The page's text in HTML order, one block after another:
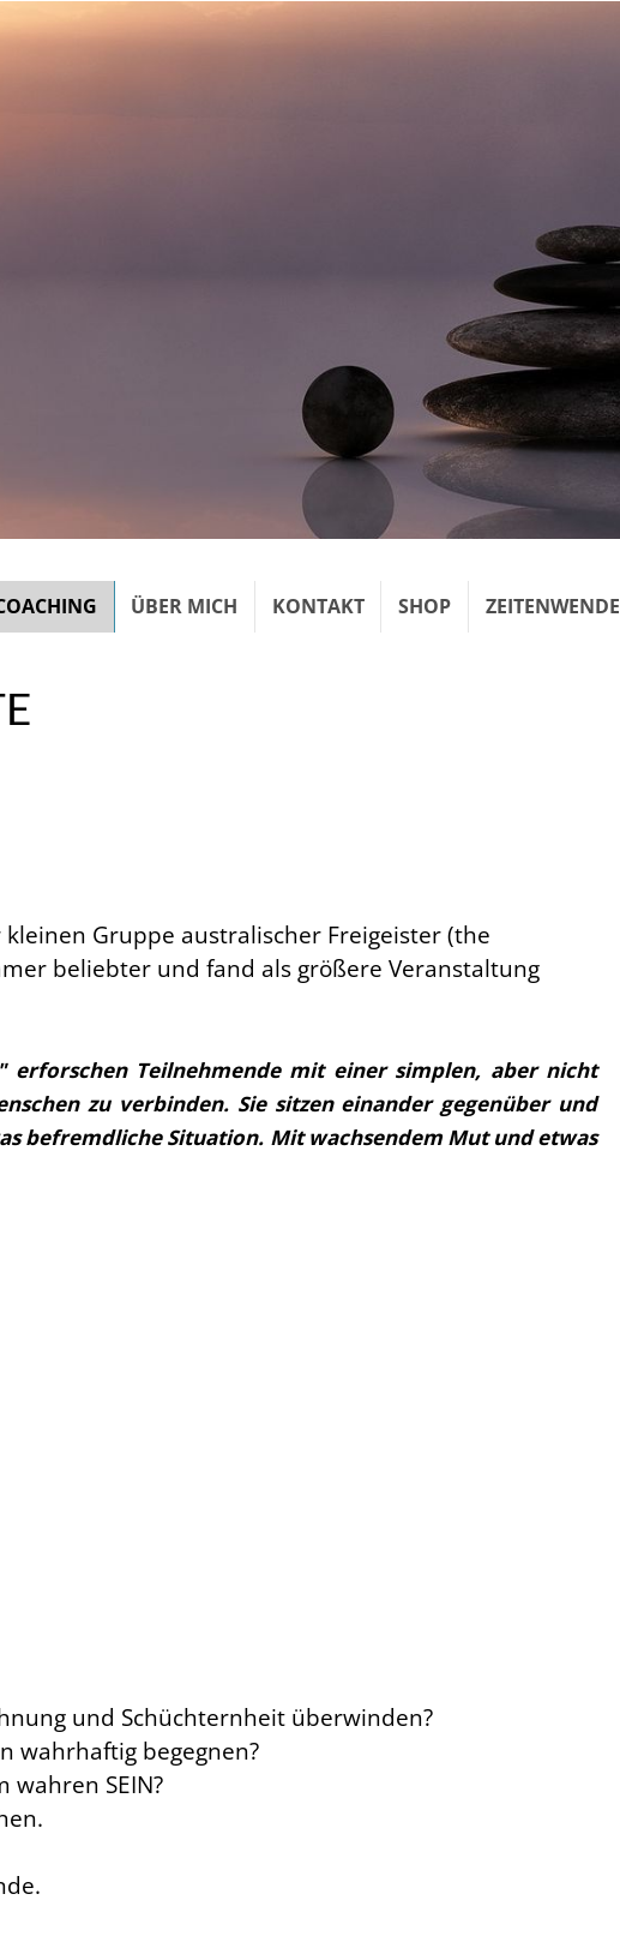
ÜBER MICH KONTAKT SHOP ZEITENWENDE
Gruppe australischer Freigeister (the
beliebter und fand als größere Veranstaltung
Teilnehmende mit einer simplen, aber nicht
zu verbinden. Sie sitzen einander gegenüber und
befremdliche Situation. Mit wachsendem Mut und etwas
und Schüchternheit überwinden?
wahrhaftig begegnen?
wahren SEIN?